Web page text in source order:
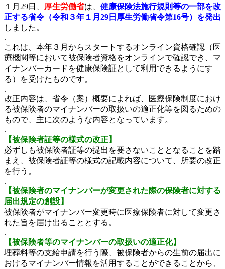
１月29日、 厚生労働省は、 健康保険法施行規則等の一部を改
正する省令（令和３年１月29日厚生労働省令第16号）を発出
しました。
.
これは、本年３月からスタートするオンライン資格確認（医
療機関等において被保険者資格をオンラインで確認でき、マ
イナンバーカードを健康保険証として利用できるようにす
る）を受けたものです。
.
改正内容は、省令（案）概要によれば、医療保険制度におけ
る被保険者のマイナンバーの取扱いの適正化等を図るための
もので、主に次のような内容となっています。
.
【被保険者証等の様式の改正】
必ずしも被保険者証等の提出を要さないこととなることを踏
まえ、被保険者証等の様式の記載内容について、所要の改正
を行う。
.
【被保険者のマイナンバーが変更された際の保険者に対する
届出規定の創設】
被保険者がマイナンバー変更時に医療保険者に対して変更さ
れた旨を届け出ることとする。
.
【被保険者等のマイナンバーの取扱いの適正化】
埋葬料等の支給申請を行う際、被保険者からの生前の届出に
おけるマイナンバー情報を活用することができることから、